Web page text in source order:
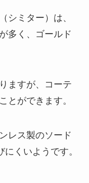
シミター）は、
多く、ゴールド
ますが、コーテ
とができます。
レス製のソード
くいようです。